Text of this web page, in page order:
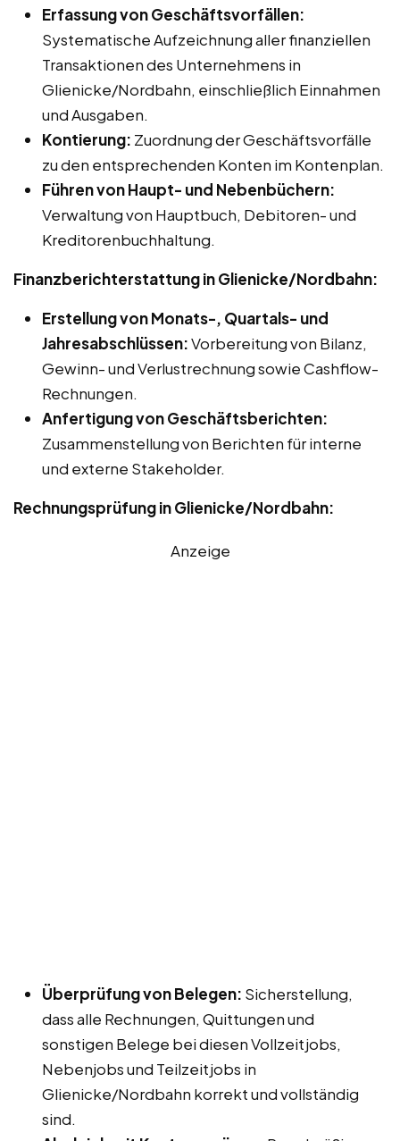
Erfassung von Geschäftsvorfällen:
Systematische Aufzeichnung aller finanziellen
Transaktionen des Unternehmens in
Glienicke/Nordbahn, einschließlich Einnahmen
und Ausgaben.
Kontierung: Zuordnung der Geschäftsvorfälle
zu den entsprechenden Konten im Kontenplan.
Führen von Haupt- und Nebenbüchern:
Verwaltung von Hauptbuch, Debitoren- und
Kreditorenbuchhaltung.
Finanzberichterstattung in Glienicke/Nordbahn:
Erstellung von Monats-, Quartals- und
Jahresabschlüssen:Vorbereitung von Bilanz,
Gewinn- und Verlustrechnung sowie Cashflow-
Rechnungen.
Anfertigung von Geschäftsberichten:
Zusammenstellung von Berichten für interne
und externe Stakeholder.
Rechnungsprüfung in Glienicke/Nordbahn:
Anzeige
Überprüfung von Belegen: Sicherstellung,
dass alle Rechnungen, Quittungen und
sonstigen Belege bei diesen Vollzeitjobs,
Nebenjobs und Teilzeitjobs in
Glienicke/Nordbahn korrekt und vollständig
sind.